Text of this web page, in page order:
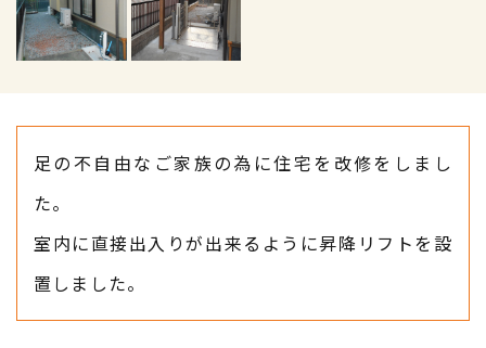
足の不自由なご家族の為に住宅を改修をしまし
た。
室内に直接出入りが出来るように昇降リフトを設
置しました。